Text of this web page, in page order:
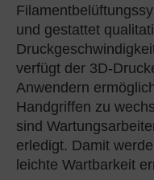
und gestattet
verfügt der 3D-
Anwendern
Handgriffen zu
sind
erledigt. Damit
leichte Wartbarkeit